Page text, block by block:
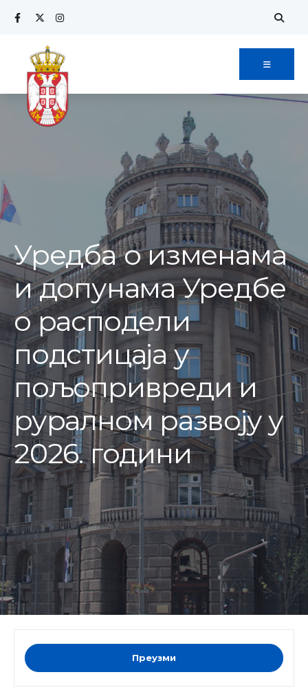
Skip
content
Уредбa о изменама
и допунама Уредбе
о расподели
подстицаја у
пољопривреди и
руралном развоју у
2026. години
Преузми
Search